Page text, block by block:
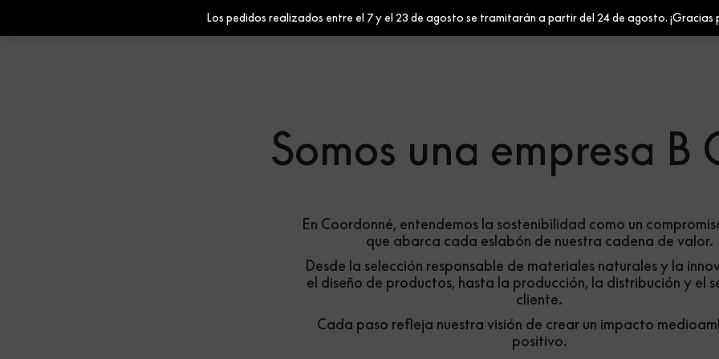
Homewares Paints
Somos una empresa B
En Coordonné, entendemos la sostenibilidad como un
que abarca cada eslabón de nuestra cadena de valor.
Desde la selección responsable de materiales naturales y la
el diseño de productos, hasta la producción, la distribución y el
cliente.
Cada paso refleja nuestra visión de crear un impacto
positivo.
Los pedidos realizados entre el 7 y el 23 de agosto se tramitarán a partir del 24 de agosto. ¡Gracias